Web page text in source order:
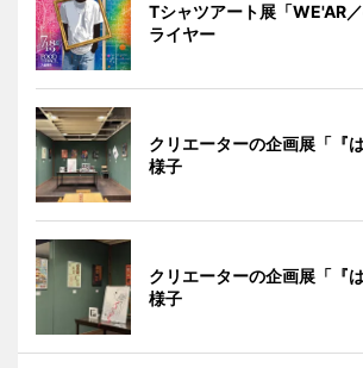
Tシャツアート展「WE'AR
ライヤー
クリエーターの企画展「『
様子
クリエーターの企画展「『
様子